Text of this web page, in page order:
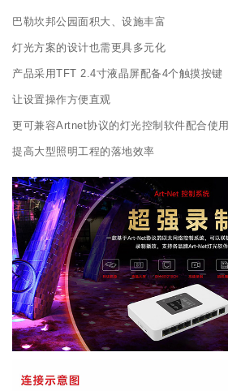
巴勒坎邦公园面积大、设施丰富
灯光方案的设计也需更具多元化
产品采用TFT 2.4寸液晶屏配备4个触摸按键
让设置操作方便直观
更可兼容Artnet协议的灯光控制软件配合使用
提高大型照明工程的落地效率